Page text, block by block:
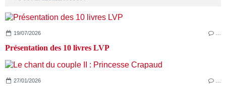
19/07/2026
Présentation des 10 livres LVP
27/01/2026